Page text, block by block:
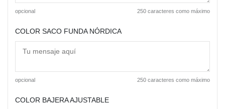
opcional 250 caracteres como máximo
COLOR SACO FUNDA NÓRDICA
opcional 250 caracteres como máximo
COLOR BAJERA AJUSTABLE